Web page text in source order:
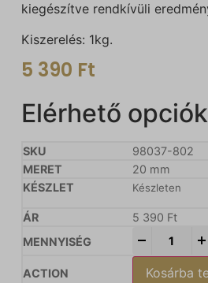
kiegészítve rendkívüli
Kiszerelés: 1kg.
5 390 Ft
Elérhető opciók
98037-802
20 mm
Készleten
5 390 Ft
Kosárba